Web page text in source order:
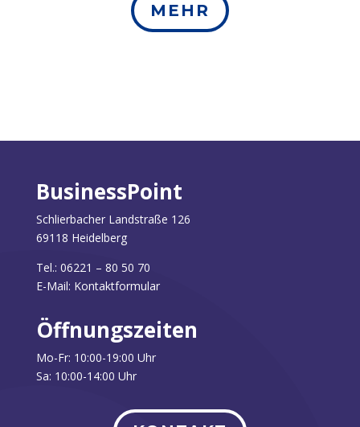
MEHR
BusinessPoint
Schlierbacher Landstraße 126
69118 Heidelberg
Tel.: 06221 – 80 50 70
E-Mail: Kontaktformular
Öffnungszeiten
Mo-Fr: 10:00-19:00 Uhr
Sa: 10:00-14:00 Uhr